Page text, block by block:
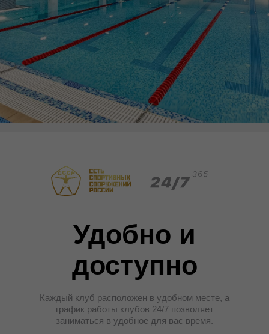
Удобно и
доступно
Каждый клуб расположен в удобном месте, а
график работы клубов 24/7 позволяет
заниматься в удобное для вас время.